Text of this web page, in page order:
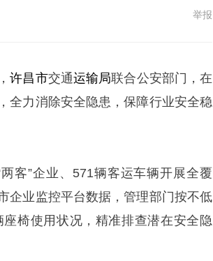
举报
许昌市交通运输局联合公安部门，在
全力消除安全隐患，保障行业安全稳
客”企业、571辆客运车辆开展全覆
企业监控平台数据，管理部门按不低
椅使用状况，精准排查潜在安全隐